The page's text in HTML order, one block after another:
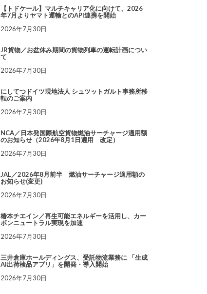
【トドケール】マルチキャリア化に向けて、2026
年7月よりヤマト運輸とのAPI連携を開始
2026年7月30日
JR貨物／お盆休み期間の貨物列車の運転計画につい
て
2026年7月30日
にしてつドイツ現地法人 シュツットガルト事務所移
転のご案内
2026年7月30日
NCA／日本発国際航空貨物燃油サーチャージ適用額
のお知らせ（2026年8月1日適用 改定）
2026年7月30日
JAL／2026年8月前半 燃油サーチャージ適用額の
お知らせ(変更)
2026年7月30日
椿本チエイン／再生可能エネルギーを活用し、カー
ボンニュートラル実現を加速
2026年7月30日
三井倉庫ホールディングス、受託物流業務に 「生成
AI出荷検品アプリ」を開発・導入開始
2026年7月30日